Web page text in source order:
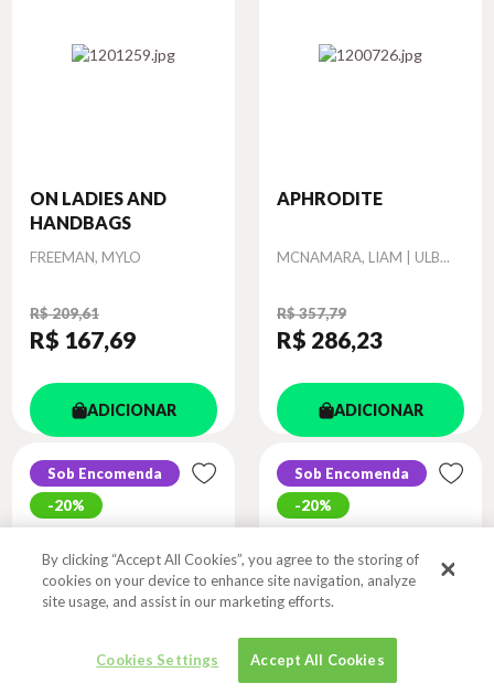
ON LADIES AND
HANDBAGS
Autor
FREEMAN, MYLO
R$ 209,61
R$ 167,69
ADICIONAR
APHRODITE
Autor
MCNAMARA, LIAM | ULB...
R$ 357,79
R$ 286,23
ADICIONAR
Sob Encomenda
20%
Sob Encomenda
20%
By clicking “Accept All Cookies”, you agree to the storing of
cookies on your device to enhance site navigation, analyze
site usage, and assist in our marketing efforts.
Cookies Settings Accept All Cookies